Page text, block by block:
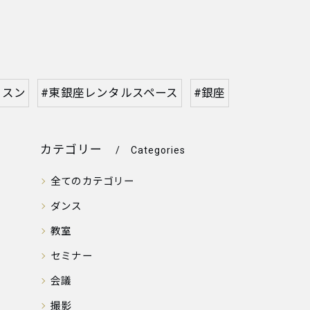
ン #東銀座レンタルスペース #銀座
カテゴリー Categories
全てのカテゴリー
ダンス
教室
セミナー
会議
撮影